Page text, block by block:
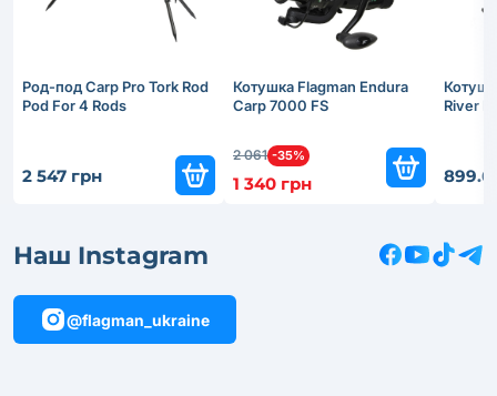
Род-под Carp Pro Tork Rod
Pod For 4 Rods
2 547 грн
Котушка Flagman Endura
Carp 7000 FS
2 061 -35%
1 340 грн
River
899.6
Наш Instagram
@flagman_ukraine